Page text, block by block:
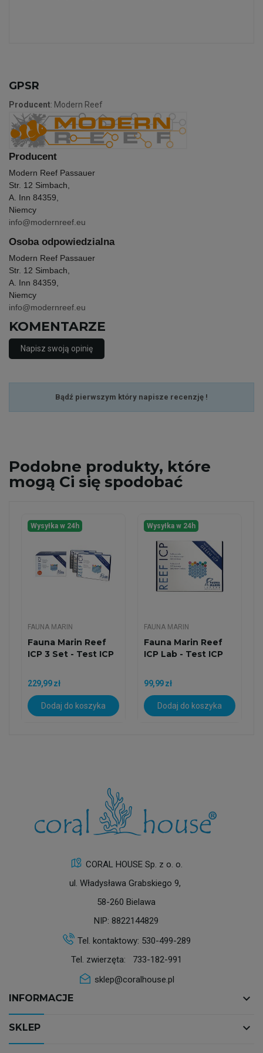
GPSR
Producent: Modern Reef
Producent
Modern Reef Passauer
Str. 12 Simbach,
A. Inn 84359,
Niemcy
info@modernreef.eu
Osoba odpowiedzialna
Modern Reef Passauer
Str. 12 Simbach,
A. Inn 84359,
Niemcy
info@modernreef.eu
KOMENTARZE
Napisz swoją opinię
Bądź pierwszym który napisze recenzję !
Podobne produkty, które
mogą Ci się spodobać
Wysyłka w 24h
FAUNA MARIN
Fauna Marin Reef
ICP 3 Set - Test ICP
229,99 zł
Dodaj do koszyka
Wysyłka w 24h
FAUNA MARIN
Fauna Marin Reef
ICP Lab - Test ICP
99,99 zł
Dodaj do koszyka
CORAL HOUSE Sp. z o. o.
ul. Władysława Grabskiego 9,
58-260 Bielawa
NIP: 8822144829
Tel. kontaktowy: 530-499-289
Tel. zwierzęta: 733-182-991
sklep@coralhouse.pl
INFORMACJE keyboard_arrow_down
SKLEP keyboard_arrow_down